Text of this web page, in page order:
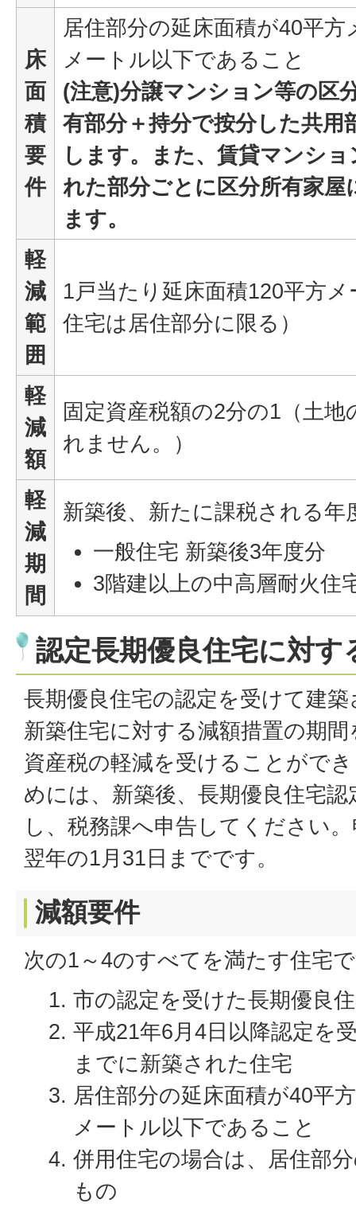
床
面
積
要
件
居住部分の延床面積が40平
メートル以下であること
(注意)分譲マンション等の区
有部分＋持分で按分した共用
します。また、賃貸マンシ
れた部分ごとに区分所有家屋
ます。
軽
減
範
囲
1戸当たり延床面積120平方
住宅は居住部分に限る）
軽
減
額
固定資産税額の2分の1（土
れません。）
軽
減
期
間
新築後、新たに課税される年
一般住宅 新築後3年度分
3階建以上の中高層耐火住
認定長期優良住宅に対す
長期優良住宅の認定を受けて建
新築住宅に対する減額措置の期
資産税の軽減を受けることがで
めには、新築後、長期優良住宅
し、税務課へ申告してください
翌年の1月31日までです。
減額要件
次の1～4のすべてを満たす住宅
市の認定を受けた長期優良
平成21年6月4日以降認定を
までに新築された住宅
居住部分の延床面積が40平
メートル以下であること
併用住宅の場合は、居住部
もの